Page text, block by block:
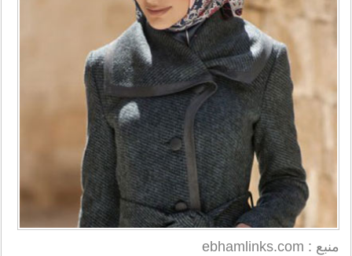
منبع : ebhamlinks.com